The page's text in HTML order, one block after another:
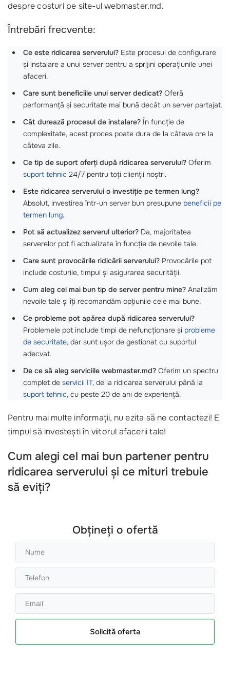
despre costuri pe site-ul webmaster.md.
Întrebări frecvente:
Ce este ridicarea serverului? Este procesul de configurare
și instalare a unui server pentru a sprijini operațiunile unei
afaceri.
Care sunt beneficiile unui server dedicat? Oferă
performanță și securitate mai bună decât un server partajat.
Cât durează procesul de instalare? În funcție de
complexitate, acest proces poate dura de la câteva ore la
câteva zile.
Ce tip de suport oferți după ridicarea serverului? Oferim
suport tehnic 24/7 pentru toți clienții noștri.
Este ridicarea serverului o investiție pe termen lung?
Absolut, investirea într-un server bun presupune beneficii pe
termen lung.
Pot să actualizez serverul ulterior? Da, majoritatea
serverelor pot fi actualizate în funcție de nevoile tale.
Care sunt provocările ridicării serverului? Provocările pot
include costurile, timpul și asigurarea securității.
Cum aleg cel mai bun tip de server pentru mine? Analizăm
nevoile tale și îți recomandăm opțiunile cele mai bune.
Ce probleme pot apărea după ridicarea serverului?
Problemele pot include timpi de nefuncționare și probleme
de securitate, dar sunt ușor de gestionat cu suportul
adecvat.
De ce să aleg serviciile webmaster.md? Oferim un spectru
complet de servicii IT, de la ridicarea serverului până la
suport tehnic, cu peste 20 de ani de experiență.
Pentru mai multe informații, nu ezita să ne contactezi! E
timpul să investești în viitorul afacerii tale!
Cum alegi cel mai bun partener pentru
ridicarea serverului și ce mituri trebuie
să eviți?
Obțineți o ofertă
Solicită oferta